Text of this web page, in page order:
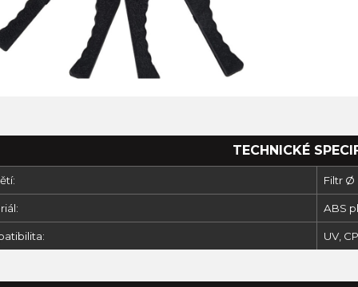
TECHNICKÉ
Filtr Ø
ABS
UV,